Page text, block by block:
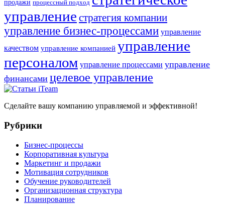
продажи процессный подход
управление стратегия компании
управление бизнес-процессами управление
качеством управление компанией управление
персоналом управление процессами управление
финансами целевое управление
Сделайте вашу компанию управляемой и эффективной!
Рубрики
Бизнес-процессы
Корпоративная культура
Маркетинг и продажи
Мотивация сотрудников
Обучение руководителей
Организационная структура
Планирование